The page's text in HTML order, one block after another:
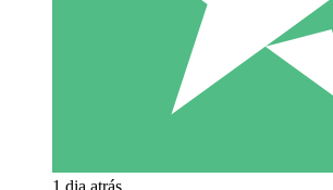
1 dia atrás